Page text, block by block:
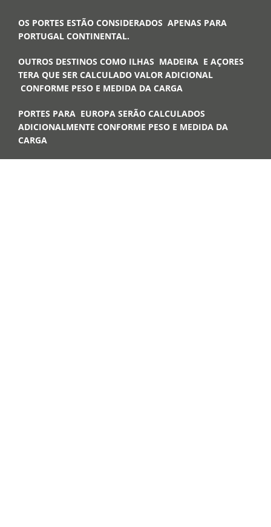
OS PORTES ESTÃO CONSIDERADOS APENAS PARA
PORTUGAL CONTINENTAL.
OUTROS DESTINOS COMO ILHAS MADEIRA E AÇORES
TERA QUE SER CALCULADO VALOR ADICIONAL
CONFORME PESO E MEDIDA DA CARGA
PORTES PARA EUROPA SERÃO CALCULADOS
ADICIONALMENTE CONFORME PESO E MEDIDA DA
CARGA